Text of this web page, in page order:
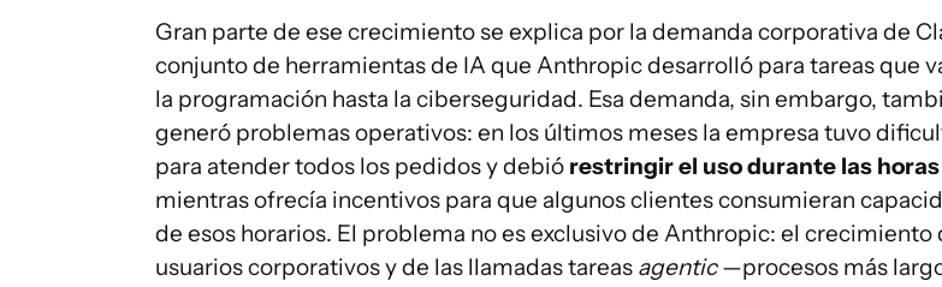
Gran parte de ese crecimiento se explica por la demanda corporativa de
conjunto de herramientas de IA que Anthropic desarrolló para tareas que
la programación hasta la ciberseguridad. Esa demanda, sin embargo,
generó problemas operativos: en los últimos meses la empresa tuvo
para atender todos los pedidos y debió restringir el uso durante las
mientras ofrecía incentivos para que algunos clientes consumieran
de esos horarios. El problema no es exclusivo de Anthropic: el crecimiento
usuarios corporativos y de las llamadas tareas agentic—procesos más